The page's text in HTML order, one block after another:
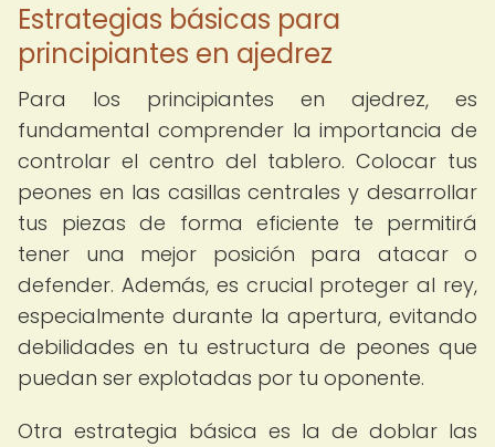
Estrategias básicas para
principiantes en ajedrez
Para los principiantes en ajedrez, es
fundamental comprender la importancia de
controlar el centro del tablero. Colocar tus
peones en las casillas centrales y desarrollar
tus piezas de forma eficiente te permitirá
tener una mejor posición para atacar o
defender. Además, es crucial proteger al rey,
especialmente durante la apertura, evitando
debilidades en tu estructura de peones que
puedan ser explotadas por tu oponente.
Otra estrategia básica es la de doblar las